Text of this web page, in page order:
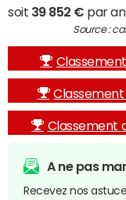
soit 39 852 € par
Source :
Classement
Classement
A ne pas
Recevez nos